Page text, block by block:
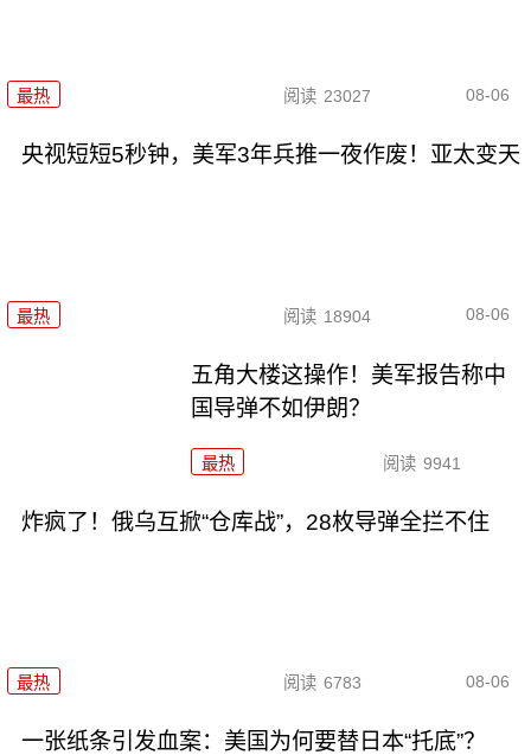
最热 阅读 23027 08-06
央视短短5秒钟，美军3年兵推一夜作废！亚太变天
最热 阅读 18904 08-06
五角大楼这操作！美军报告称中
国导弹不如伊朗？
最热 阅读 9941
炸疯了！俄乌互掀“仓库战”，28枚导弹全拦不住
最热 阅读 6783 08-06
一张纸条引发血案：美国为何要替日本“托底”？